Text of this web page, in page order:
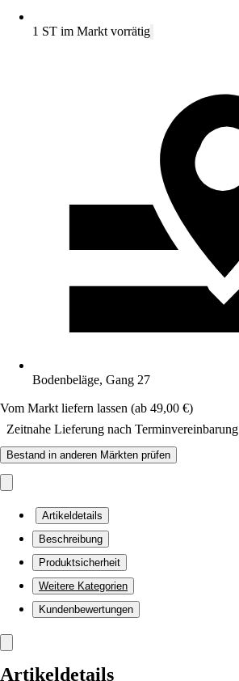
1 ST im Markt vorrätig
Bodenbeläge, Gang 27
Vom Markt liefern lassen (ab 49,00 €)
Zeitnahe Lieferung nach Terminvereinbarung
Bestand in anderen Märkten prüfen
Artikeldetails
Beschreibung
Produktsicherheit
Weitere Kategorien
Kundenbewertungen
Artikeldetails